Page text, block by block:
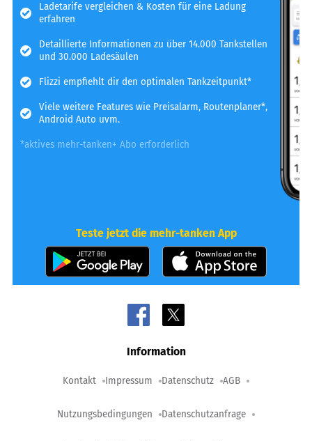
Ladetarife vergleichen & Kosten für eine Ladung
erfahren
Detaillierte Informationen zu über 14.000 Tankstellen
und 30.000 Ladesäulen
Flizzi empfiehlt dir den optimalen Tankzeitpunkt*
Viele weitere Features wie Preisalarm, Routenplaner*,
Android Auto uvm.
*aktives mehr-tanken+ Abo erforderlich
Teste jetzt die mehr-tanken App
Information
Kontakt Impressum Datenschutz AGB
Nutzungsbedingungen Datenschutzanfrage